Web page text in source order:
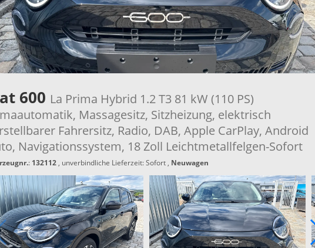
600 La Prima Hybrid 1.2 T3 81 kW (110 PS)
Massagesitz, Sitzheizung, elektrisch
Fahrersitz, Radio, DAB, Apple CarPlay, Android
Navigationssystem, 18 Zoll Leichtmetallfelgen-Sofort
: 132112, unverbindliche Lieferzeit: Sofort , Neuwagen